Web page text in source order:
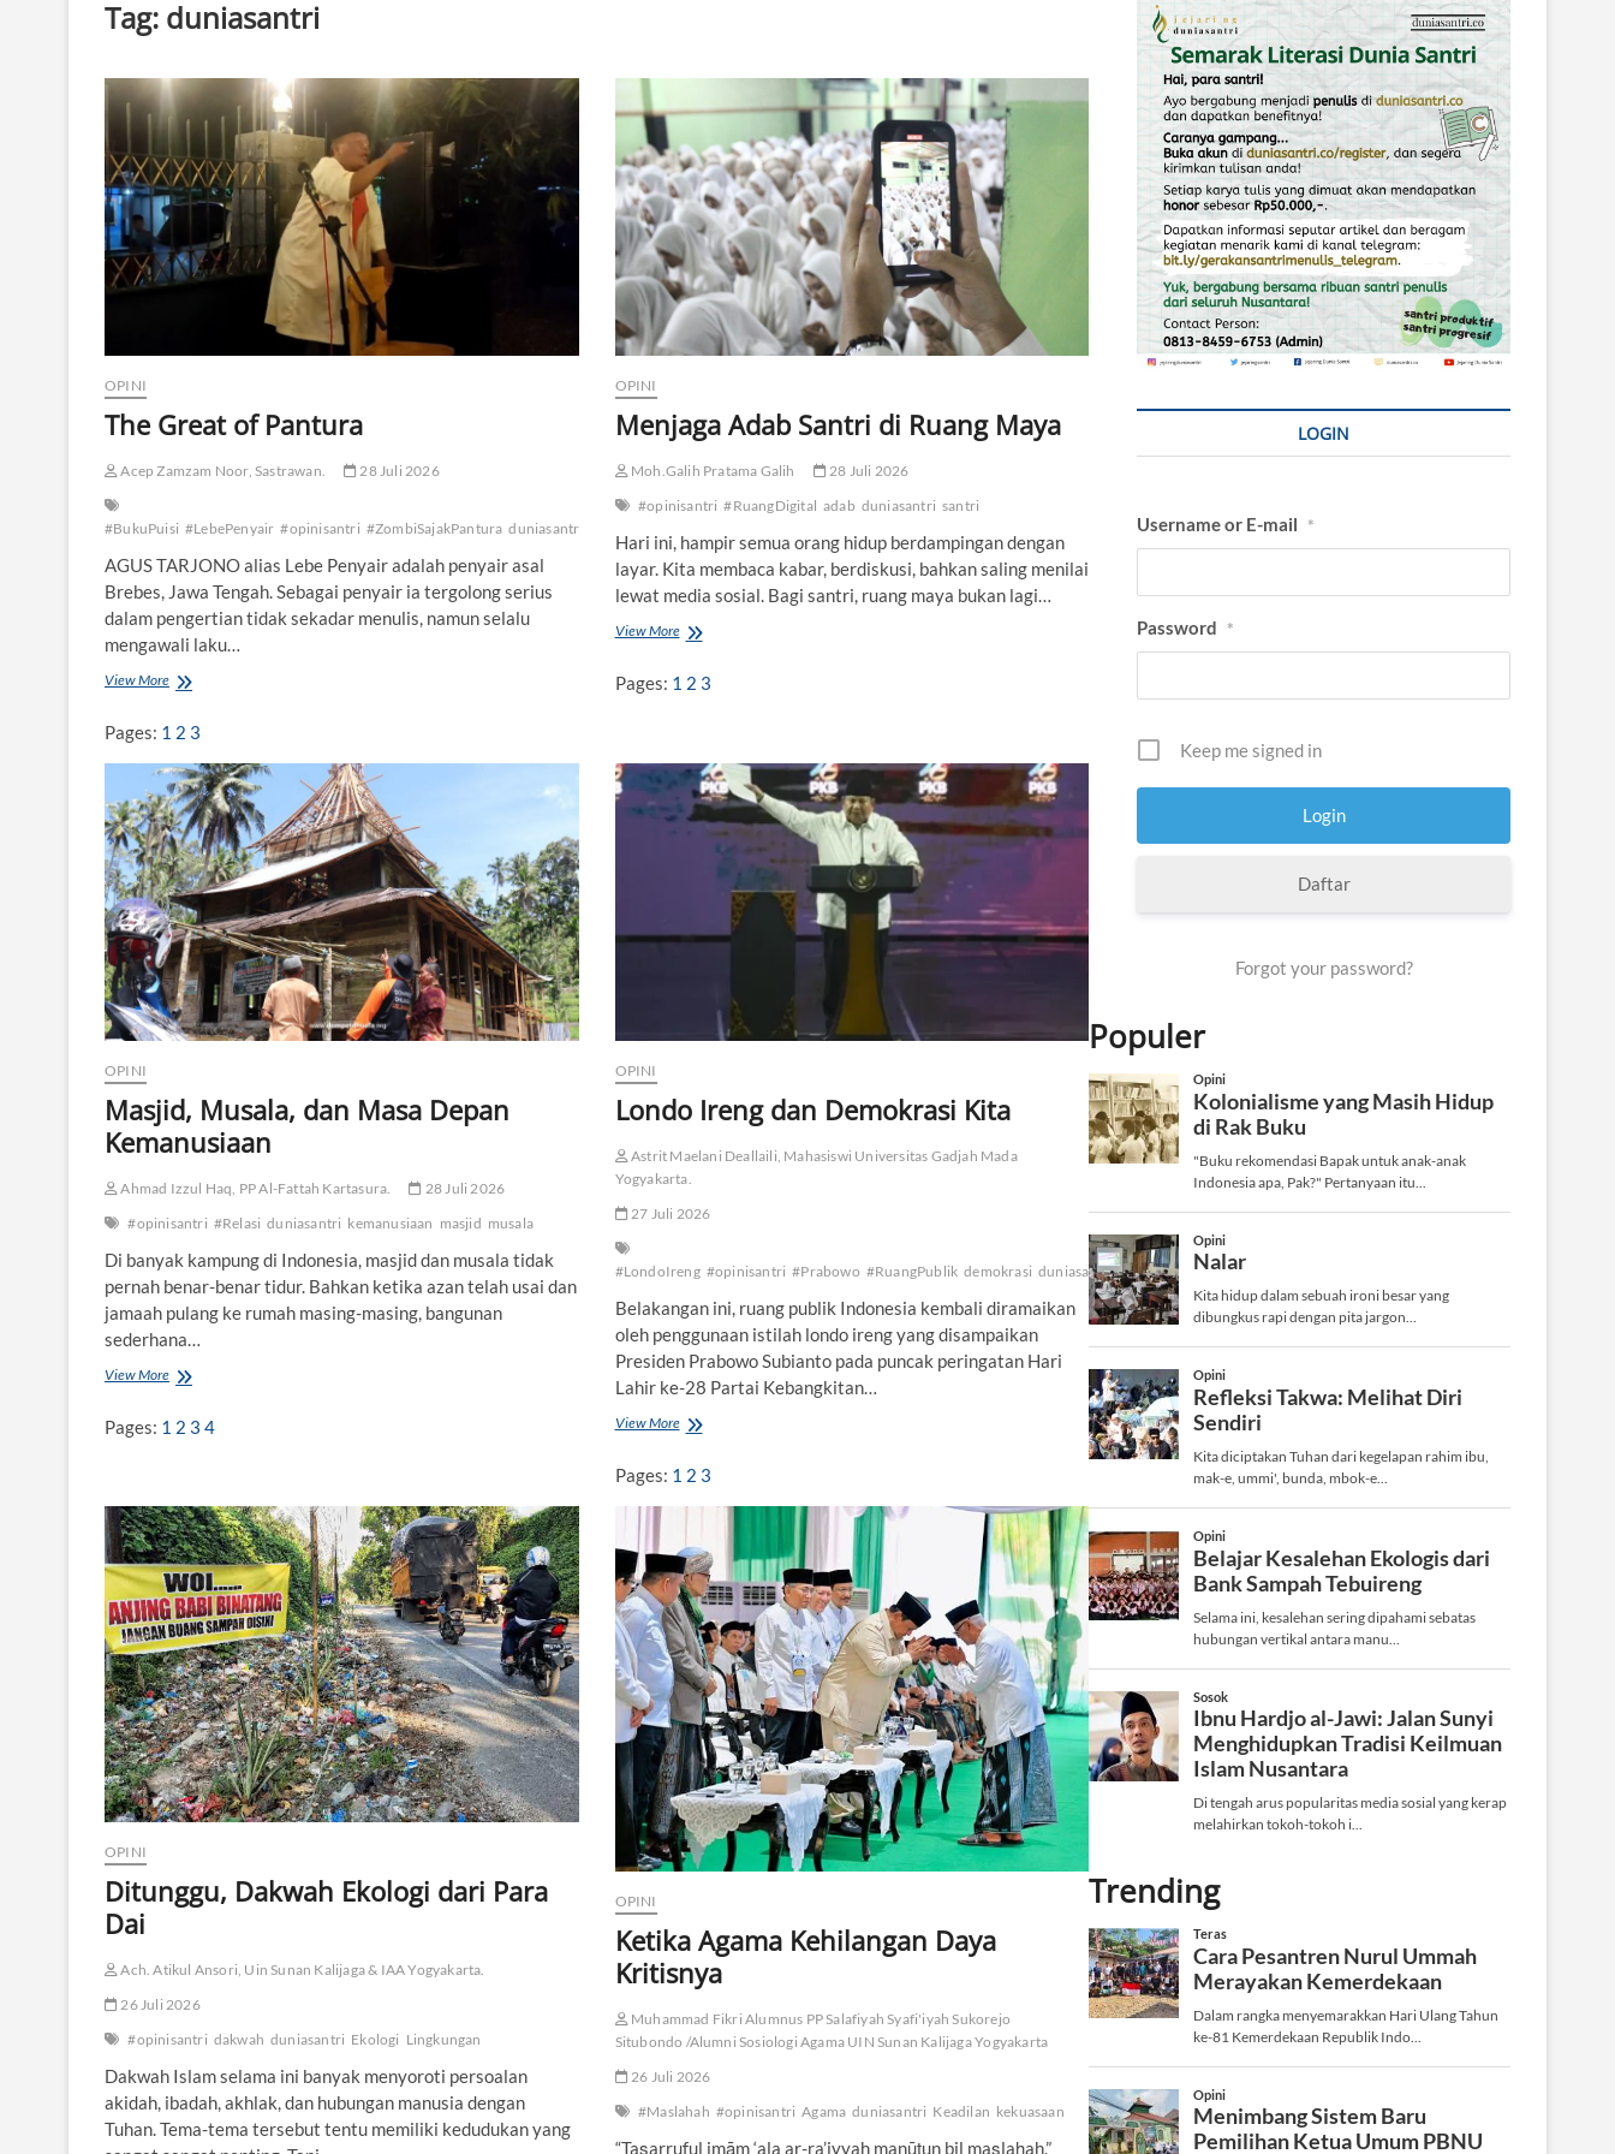
Tag: duniasantri
OPINI
The Great of Pantura
Acep Zamzam Noor, Sastrawan. 28 Juli 2026
#BukuPuisi #LebePenyair #opinisantri #ZombiSajakPantura duniasantri
AGUS TARJONO alias Lebe Penyair adalah penyair asal
Brebes, Jawa Tengah. Sebagai penyair ia tergolong serius
dalam pengertian tidak sekadar menulis, namun selalu
mengawali laku…
View More
G
r
e
a
t
o
f
P
a
n
u
r
a
Pages: 1 2 3
OPINI
Menjaga Adab Santri di Ruang Maya
Moh.Galih Pratama Galih
28 Juli 2026
#opinisantri #RuangDigital adab duniasantri santri
Hari ini, hampir semua orang hidup berdampingan dengan
layar. Kita membaca kabar, berdiskusi, bahkan saling menilai
lewat media sosial. Bagi santri, ruang maya bukan lagi…
View MoreM
j
a
A
d
t
R
n
M
a
Pages: 1 2 3
OPINI
Masjid, Musala, dan Masa Depan
Kemanusiaan
Ahmad Izzul Haq, PP Al-Fattah Kartasura.
28 Juli 2026
#opinisantri #Relasi duniasantri kemanusiaan masjid musala
Di banyak kampung di Indonesia, masjid dan musala tidak
pernah benar-benar tidur. Bahkan ketika azan telah usai dan
jamaah pulang ke rumah masing-masing, bangunan
sederhana…
View More M
j
,
M
u
s
a
l
a
,
d
a
n
M
a
s
a
a
m
a
u
s
a
a
Pages: 1 2 3 4
OPINI
Londo Ireng dan Demokrasi Kita
Astrit Maelani Deallaili, Mahasiswi Universitas Gadjah Mada
Yogyakarta.
27 Juli 2026
#LondoIreng #opinisantri #Prabowo #RuangPublik demokrasi duniasantri
Belakangan ini, ruang publik Indonesia kembali diramaikan
oleh penggunaan istilah londo ireng yang disampaikan
Presiden Prabowo Subianto pada puncak peringatan Hari
Lahir ke-28 Partai Kebangkitan…
View MoreL
d
o
r
e
n
g
d
a
n
D
e
m
o
k
r
a
s
i
t
Pages: 1 2 3
OPINI
Ditunggu, Dakwah Ekologi dari Para
Dai
Ach. Atikul Ansori, Uin Sunan Kalijaga & IAA Yogyakarta.
26 Juli 2026
#opinisantri dakwah duniasantri Ekologi Lingkungan
Dakwah Islam selama ini banyak menyoroti persoalan
akidah, ibadah, akhlak, dan hubungan manusia dengan
Tuhan. Tema-tema tersebut tentu memiliki kedudukan yang
OPINI
Ketika Agama Kehilangan Daya
Kritisnya
Muhammad Fikri Alumnus PP Salafiyah Syafi'iyah Sukorejo
Situbondo /Alumni Sosiologi Agama UIN Sunan Kalijaga Yogyakarta
26 Juli 2026
#Maslahah #opinisantri Agama duniasantri Keadilan kekuasaan
“Taṣarruful imām ‘ala ar-ra’iyyah manūṭun bil maṣlaḥah.”
LOGIN
Username or E-mail *
Password *
Keep me signed in
Daftar
Forgot your password?
Populer
Trending